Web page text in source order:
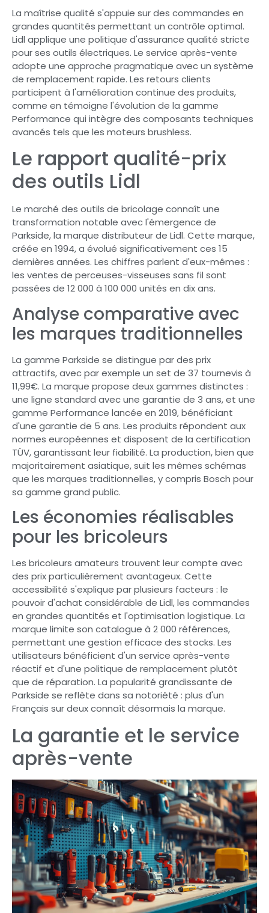
La maîtrise qualité s'appuie sur des commandes en
grandes quantités permettant un contrôle optimal.
Lidl applique une politique d'assurance qualité stricte
pour ses outils électriques. Le service après-vente
adopte une approche pragmatique avec un système
de remplacement rapide. Les retours clients
participent à l'amélioration continue des produits,
comme en témoigne l'évolution de la gamme
Performance qui intègre des composants techniques
avancés tels que les moteurs brushless.
Le rapport qualité-prix
des outils Lidl
Le marché des outils de bricolage connaît une
transformation notable avec l'émergence de
Parkside, la marque distributeur de Lidl. Cette marque,
créée en 1994, a évolué significativement ces 15
dernières années. Les chiffres parlent d'eux-mêmes :
les ventes de perceuses-visseuses sans fil sont
passées de 12 000 à 100 000 unités en dix ans.
Analyse comparative avec
les marques traditionnelles
La gamme Parkside se distingue par des prix
attractifs, avec par exemple un set de 37 tournevis à
11,99€. La marque propose deux gammes distinctes :
une ligne standard avec une garantie de 3 ans, et une
gamme Performance lancée en 2019, bénéficiant
d'une garantie de 5 ans. Les produits répondent aux
normes européennes et disposent de la certification
TÜV, garantissant leur fiabilité. La production, bien que
majoritairement asiatique, suit les mêmes schémas
que les marques traditionnelles, y compris Bosch pour
sa gamme grand public.
Les économies réalisables
pour les bricoleurs
Les bricoleurs amateurs trouvent leur compte avec
des prix particulièrement avantageux. Cette
accessibilité s'explique par plusieurs facteurs : le
pouvoir d'achat considérable de Lidl, les commandes
en grandes quantités et l'optimisation logistique. La
marque limite son catalogue à 2 000 références,
permettant une gestion efficace des stocks. Les
utilisateurs bénéficient d'un service après-vente
réactif et d'une politique de remplacement plutôt
que de réparation. La popularité grandissante de
Parkside se reflète dans sa notoriété : plus d'un
Français sur deux connaît désormais la marque.
La garantie et le service
après-vente